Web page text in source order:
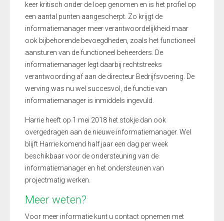
keer kritisch onder de loep genomen en is het profiel op
een aantal punten aangescherpt. Zo krijgt de
informatiemanager meer verantwoordelijkheid maar
ook bijbehorende bevoegdheden, zoals het functioneel
aansturen van de functioneel beheerders. De
informatiemanager legt daarbij rechtstreeks
verantwoording af aan de directeur Bedrijfsvoering. De
werving was nu wel succesvol, de functie van
informatiemanager is inmiddels ingevuld.
Harrie heeft op 1 mei 2018 het stokje dan ook
overgedragen aan de nieuwe informatiemanager. Wel
blijft Harrie komend half jaar een dag per week
beschikbaar voor de ondersteuning van de
informatiemanager en het ondersteunen van
projectmatig werken.
Meer weten?
Voor meer informatie kunt u contact opnemen met